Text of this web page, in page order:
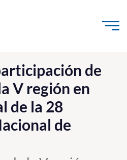
al contenido
Innovación
de
V región en
de la 28
de